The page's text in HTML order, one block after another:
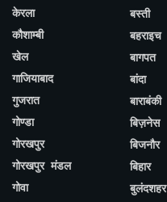
केरला
कौशाम्बी
खेल
गाजियाबाद
गुजरात
गोण्डा
गोरखपुर
गोरखपुर मंडल
गोवा
बस्ती
बहराइच
बागपत
बांदा
बाराबंकी
बिज़नेस
बिजनौर
बिहार
बुलंदशहर